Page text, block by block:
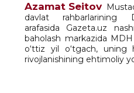
Azamat Seitov
davlat rahbarlarining
arafasida Gazeta.uz
baholash markazida
o‘ttiz yil o‘tgach, uning
rivojlanishining ehtimoliy